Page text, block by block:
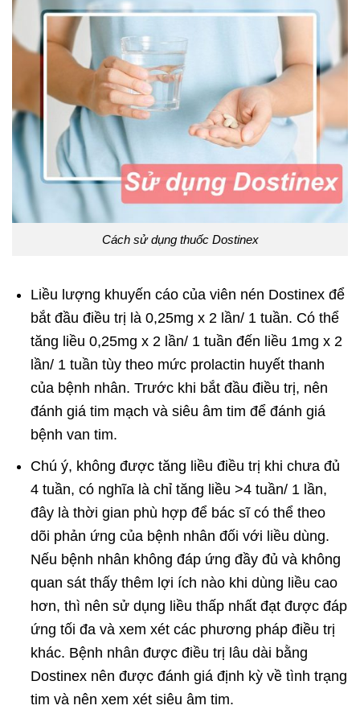
Cách sử dụng thuốc Dostinex
Liều lượng khuyến cáo của viên nén Dostinex để
bắt đầu điều trị là 0,25mg x 2 lần/ 1 tuần. Có thể
tăng liều 0,25mg x 2 lần/ 1 tuần đến liều 1mg x 2
lần/ 1 tuần tùy theo mức prolactin huyết thanh
của bệnh nhân. Trước khi bắt đầu điều trị, nên
đánh giá tim mạch và siêu âm tim để đánh giá
bệnh van tim.
Chú ý, không được tăng liều điều trị khi chưa đủ
4 tuần, có nghĩa là chỉ tăng liều >4 tuần/ 1 lần,
đây là thời gian phù hợp để bác sĩ có thể theo
dõi phản ứng của bệnh nhân đối với liều dùng.
Nếu bệnh nhân không đáp ứng đầy đủ và không
quan sát thấy thêm lợi ích nào khi dùng liều cao
hơn, thì nên sử dụng liều thấp nhất đạt được đáp
ứng tối đa và xem xét các phương pháp điều trị
khác. Bệnh nhân được điều trị lâu dài bằng
Dostinex nên được đánh giá định kỳ về tình trạng
tim và nên xem xét siêu âm tim.